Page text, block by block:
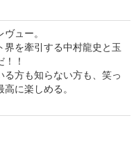
ュー。
界を牽引する中村龍史と玉
！
る方も知らない方も、笑っ
に楽しめる。